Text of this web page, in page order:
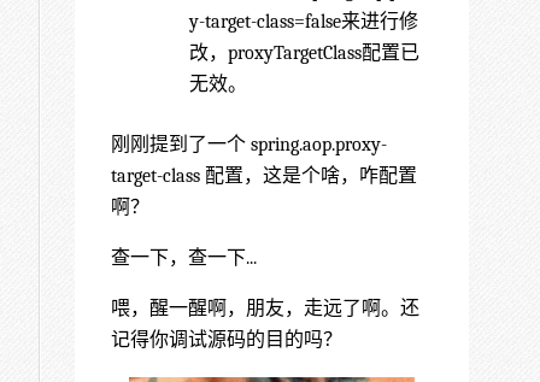
y-target-class=false来进行修
改，proxyTargetClass配置已
无效。
刚刚提到了一个 spring.aop.proxy-
target-class 配置，这是个啥，咋配置
啊？
查一下，查一下...
喂，醒一醒啊，朋友，走远了啊。还
记得你调试源码的目的吗？